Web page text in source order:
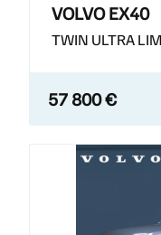
VOLVO EX40
TWIN ULTRA
57 800 €